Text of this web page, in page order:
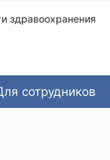
здравоохранения
сотрудников